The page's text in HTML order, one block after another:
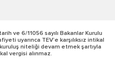
ve 6/11056 sayılı Bakanlar Kurulu
uyarınca TEV’e karşılıksız intikal
niteliği devam etmek şartıyla
vergisi alınmaz.